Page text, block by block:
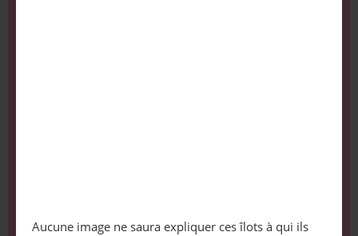
Aucune image ne saura expliquer ces îlots à qui ils